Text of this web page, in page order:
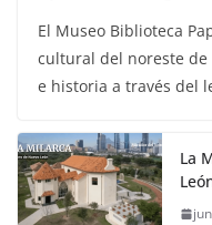
El Museo Biblioteca
cultural del noreste de
e historia a través del
La